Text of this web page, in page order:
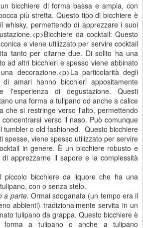
bicchiere di forma bassa e ampia, con
più stretta. Questo tipo di bicchiere è
whisky, permettendo di apprezzare i suoi
da cocktail: Questo
e viene utilizzato per servire cocktail
tanto per citarne due. Di solito ha una
ad altri bicchieri e spesso viene abbinato
decorazione.<p>La particolarità degli
amari hanno bicchieri appositamente
l'esperienza di degustazione. Questi
una forma a tulipano od anche a calice
che si restringe verso l'alto, permettendo
verso il naso. Può comunque
tumbler o old fashioned. Questo bicchiere
spesse, viene spesso utilizzato per servire
in genere. È un bicchiere robusto e
apprezzarne il sapore e la complessità
piccolo bicchiere da liquore che ha una
con o senza stelo.
a parte. Ormai sdoganata (un tempo era il
abbienti) tradizionalmente servita in un
tulipano da grappa. Questo bicchiere è
forma a tulipano o anche a tulipano